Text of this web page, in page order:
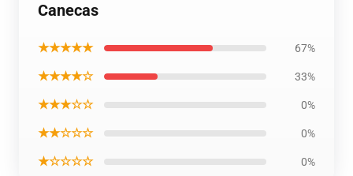
Canecas
★★★★★ 67%
★★★★☆ 33%
★★★☆☆ 0%
★★☆☆☆ 0%
★☆☆☆☆ 0%